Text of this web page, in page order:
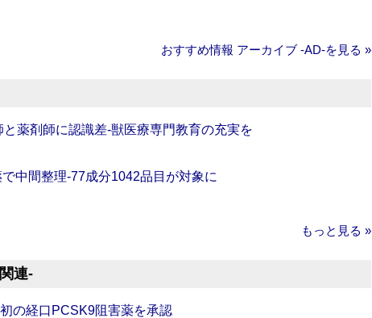
おすすめ情報 アーカイブ ‐AD‐を見る »
と薬剤師に認識差‐獣医療専門教育の充実を
中間整理‐77成分1042品目が対象に
もっと見る »
連‐
の経口PCSK9阻害薬を承認